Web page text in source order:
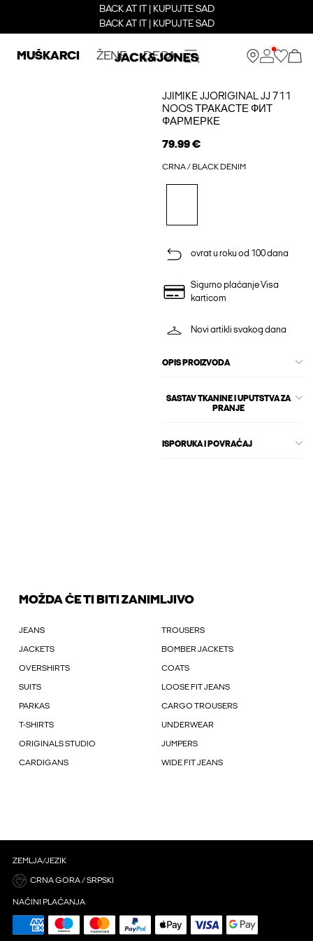
BACK AT IT | KUPUJTE SAD
BACK AT IT | KUPUJTE SAD
MUŠKARCI ŽENE DECA
JJIMIKE JJORIGINAL JJ 711
NOOS ТРАКАСТЕ ФИТ
ФАРМЕРКЕ
79.99 €
CRNA / BLACK DENIM
ovrat u roku od 100 dana
Sigurno plaćanje Visa
karticom
Novi artikli svakog dana
OPIS PROIZVODA
SASTAV TKANINE I UPUTSTVA ZA
PRANJE
ISPORUKA I POVRAĆAJ
MOŽDA ĆE TI BITI ZANIMLJIVO
JEANS TROUSERS
JACKETS BOMBER JACKETS
OVERSHIRTS COATS
SUITS LOOSE FIT JEANS
PARKAS CARGO TROUSERS
T-SHIRTS UNDERWEAR
ORIGINALS STUDIO JUMPERS
CARDIGANS WIDE FIT JEANS
ZEMLJA/JEZIK
CRNA GORA / SRPSKI
NAČINI PLAĆANJA